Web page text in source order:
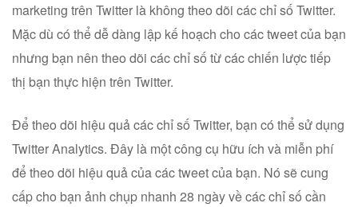
marketing trên Twitter là không theo dõi các chỉ số Twitter.
Mặc dù có thể dễ dàng lập kế hoạch cho các tweet của bạn
nhưng bạn nên theo dõi các chỉ số từ các chiến lược tiếp
thị bạn thực hiện trên Twitter.
Để theo dõi hiệu quả các chỉ số Twitter, bạn có thể sử dụng
Twitter Analytics. Đây là một công cụ hữu ích và miễn phí
để theo dõi hiệu quả của các tweet của bạn. Nó sẽ cung
cấp cho bạn ảnh chụp nhanh 28 ngày về các chỉ số cần